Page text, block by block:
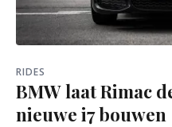
RIDES
BMW laat Rimac
nieuwe i7 bouwen